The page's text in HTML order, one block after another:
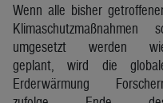
Wenn alle bisher
Klimaschutzmaßnahmen
umgesetzt werden
geplant, wird die
Erderwärmung